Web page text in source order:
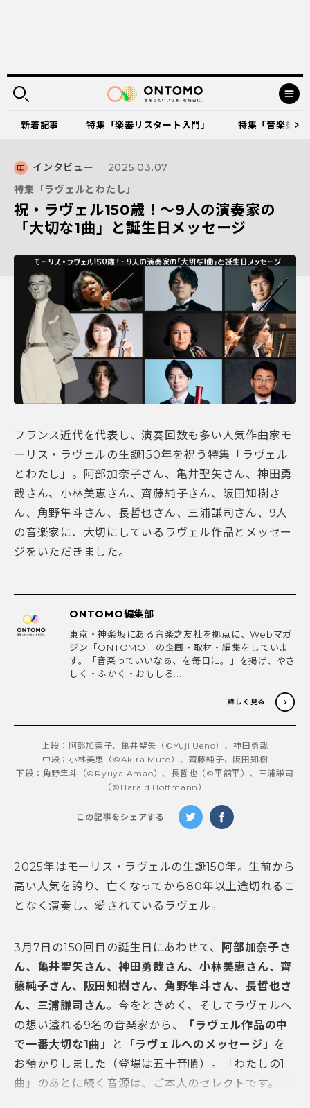
新着記事 特集「楽器リスタート入門」 特集「音楽祭
インタビュー
2025.03.07
特集「ラヴェルとわたし」
祝・ラヴェル150歳！～9人の演奏家の
「大切な1曲」と誕生日メッセージ
フランス近代を代表し、演奏回数も多い人気作曲家モ
ーリス・ラヴェルの生誕150年を祝う特集「ラヴェル
とわたし」。阿部加奈子さん、亀井聖矢さん、神田勇
哉さん、小林美恵さん、齊藤純子さん、阪田知樹さ
ん、角野隼斗さん、長哲也さん、三浦謙司さん、9人
の音楽家に、大切にしているラヴェル作品とメッセー
ジをいただきました。
ONTOMO編集部
東京・神楽坂にある音楽之友社を拠点に、Webマガ
ジン「ONTOMO」の企画・取材・編集をしていま
す。「音楽っていいなぁ、を毎日に。」を掲げ、やさ
しく・ふかく・おもしろ...
詳しく見る
上段：阿部加奈子、亀井聖矢（©Yuji Ueno）、神田勇哉
中段：小林美恵（©Akira Muto）、齊藤純子、阪田知樹
下段：角野隼斗（©Ryuya Amao）、長哲也（©平舘平）、三浦謙司
（©Harald Hoffmann）
この記事をシェアする
2025年はモーリス・ラヴェルの生誕150年。生前から
高い人気を誇り、亡くなってから80年以上途切れるこ
となく演奏し、愛されているラヴェル。
3月7日の150回目の誕生日にあわせて、
阿部加奈子さ
ん、亀井聖矢さん、神田勇哉さん、小林美恵さん、齊
藤純子さん、阪田知樹さん、角野隼斗さん、長哲也さ
ん、三浦謙司さん。今をときめく、そしてラヴェルへ
の想い溢れる9名の音楽家から、
「ラヴェル作品の中
で一番大切な1曲」
と 「ラヴェルへのメッセージ」 を
お預かりしました（登場は五十音順）。「わたしの1
曲」のあとに続く音源は、ご本人のセレクトです。